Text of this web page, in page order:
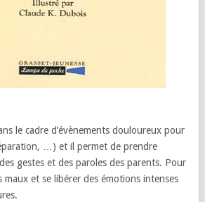
le cadre d’évènements douloureux pour
…) et il permet de prendre
gestes et des paroles des parents. Pour
maux et se libérer des émotions intenses